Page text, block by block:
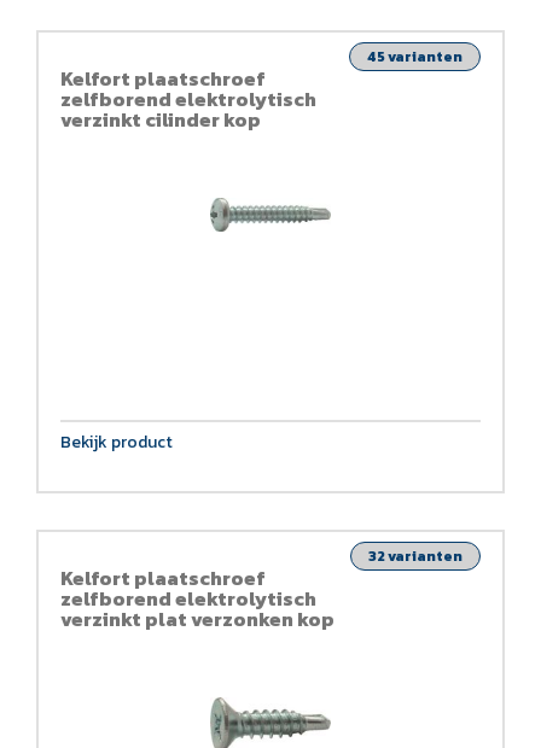
Kelfort plaatschroef
zelfborend elektrolytisch
verzinkt cilinder kop
45 varianten
Bekijk product
Kelfort plaatschroef
zelfborend elektrolytisch
verzinkt plat verzonken kop
32 varianten